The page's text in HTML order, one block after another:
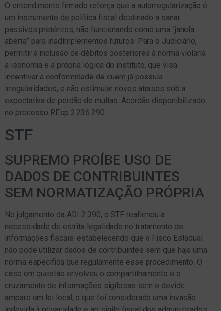
O entendimento firmado reforça que a autorregularização é
um instrumento de política fiscal destinado a sanar
passivos pretéritos, não funcionando como uma “janela
aberta” para inadimplementos futuros. Para o Judiciário,
permitir a inclusão de débitos posteriores à norma violaria
a isonomia e a própria lógica do instituto, que visa
incentivar a conformidade de quem já possuía
irregularidades, e não estimular novos atrasos sob a
expectativa de perdão de multas. Acordão disponibilizado
no processo REsp 2.236.290.
STF
SUPREMO PROÍBE USO DE
DADOS DE CONTRIBUINTES
SEM NORMATIZAÇÃO PRÓPRIA
No julgamento da ADI 2.390, o STF reafirmou a
necessidade de estrita legalidade no tratamento de
informações fiscais, estabelecendo que o Fisco Estadual
não pode utilizar dados de contribuintes sem que haja uma
norma específica que regulamente esse procedimento. O
caso em questão envolveu o compartilhamento e o
cruzamento de informações sigilosas sem o devido
amparo em lei local, o que foi considerado uma invasão